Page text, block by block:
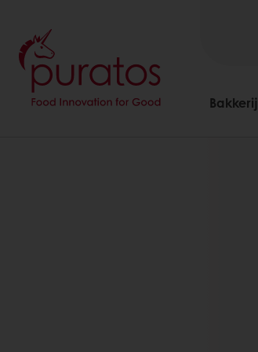
Bakkerij